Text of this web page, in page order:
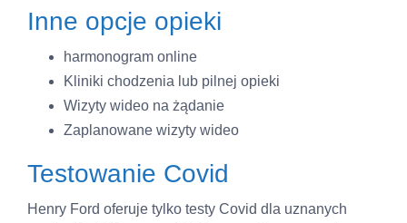
Inne opcje opieki
harmonogram online
Kliniki chodzenia lub pilnej opieki
Wizyty wideo na żądanie
Zaplanowane wizyty wideo
Testowanie Covid
Henry Ford oferuje tylko testy Covid dla uznanych